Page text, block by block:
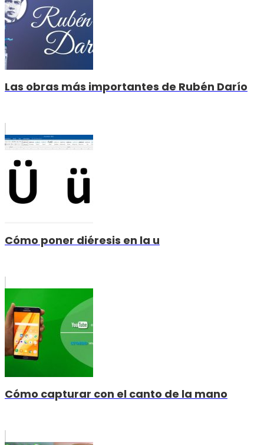
Las obras más importantes de Rubén Darío
Cómo poner diéresis en la u
Cómo capturar con el canto de la mano